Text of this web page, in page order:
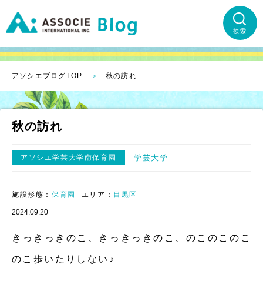
検索
アソシエブログTOP 秋の訪れ
秋の訪れ
アソシエ学芸大学南保育園 学芸大学
施設形態： 保育園 エリア： 目黒区
2024.09.20
きっきっきのこ、きっきっきのこ、のこのこのこ
のこ歩いたりしない♪